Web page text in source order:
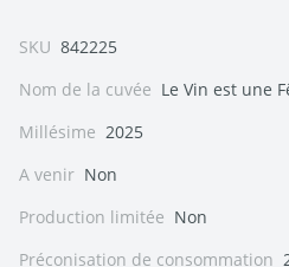
SKU 842225
Nom de la cuvée Le Vin est une
Millésime 2025
A venir Non
Production limitée Non
Préconisation de consommation